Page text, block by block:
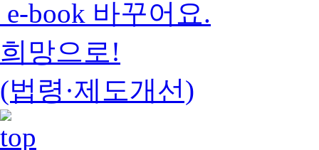
e-book 바꾸어요.
희망으로!
(법령·제도개선)